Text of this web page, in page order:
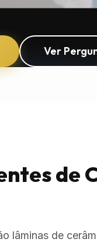
Ver
de
lâminas de